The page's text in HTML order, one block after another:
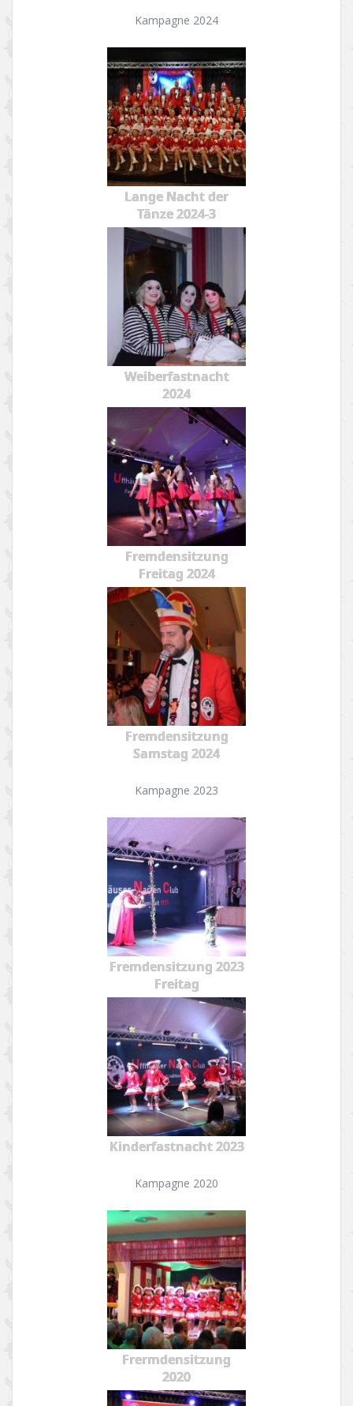
Kampagne 2024
Lange Nacht der
Tänze 2024-3
Weiberfastnacht
2024
Fremdensitzung
Freitag 2024
Fremdensitzung
Samstag 2024
Kampagne 2023
Fremdensitzung 2023
Freitag
Kinderfastnacht 2023
Kampagne 2020
Frermdensitzung
2020